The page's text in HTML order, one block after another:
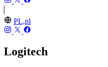
PL,pl
Logitech